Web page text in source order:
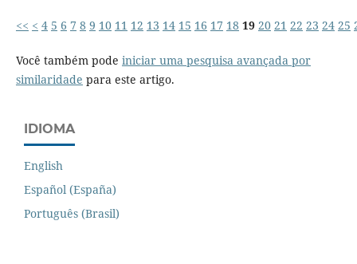
<< < 4 5 6 7 8 9 10 11 12 13 14 15 16 17 18 19 20 21 22 23 24 25
Você também pode iniciar uma pesquisa avançada por
similaridade para este artigo.
IDIOMA
English
Español (España)
Português (Brasil)